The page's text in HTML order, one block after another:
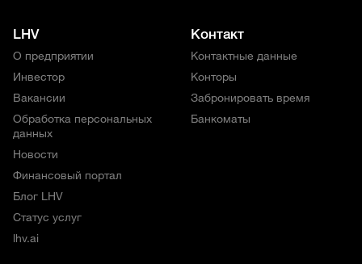
LHV
О предприятии
Инвестор
Вакансии
Обработка персональных
данных
Новости
Финансовый портал
Блог LHV
Статус услуг
lhv.ai
Контакт
Контактные данные
Конторы
Забронировать время
Банкоматы